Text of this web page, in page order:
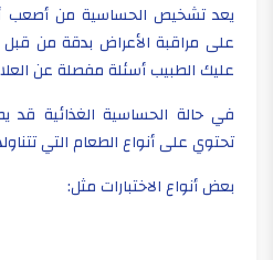
يعد تشخيص الحساسية من أصعب
على مراقبة الأعراض بدقة من
عليك الطبيب أسئلة مفصلة عن
في حالة الحساسية الغذائية قد
تحتوي على أنواع الطعام التي
بعض أنواع الاختبارات مثل: